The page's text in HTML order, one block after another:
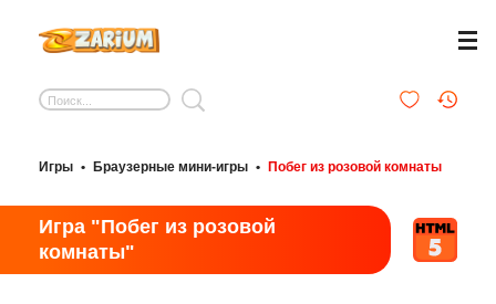
Игры • Браузерные мини-игры • Побег из розовой комнаты
Игра "Побег из розовой
комнаты"